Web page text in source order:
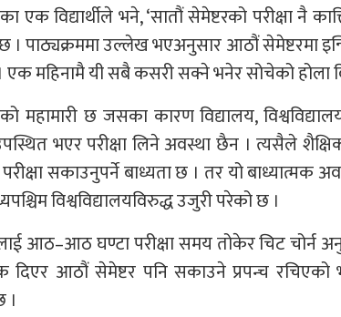
एक विद्यार्थीले भने, ‘सातौं सेमेष्टरको परीक्षा
पाठ्यक्रममा उल्लेख भएअनुसार आठौं सेमेष्टरमा
एक महिनामै यी सबै कसरी सक्ने भनेर सोचेको होला
महामारी छ जसका कारण विद्यालय,
भएर परीक्षा लिने अवस्था छैन । त्यसैले
सकाउनुपर्ने बाध्यता छ । तर यो बाध्यात्मक
विश्वविद्यालयविरुद्ध उजुरी परेको छ ।
आठ–आठ घण्टा परीक्षा समय तोकेर चिट चोर्न
आठौं सेमेष्टर पनि सकाउने प्रपन्च रचिएको
।